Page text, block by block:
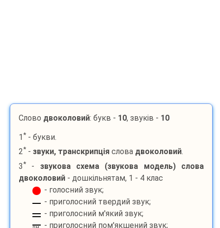
Слово двоколовий: букв - 10, звуків - 10
1 * - букви.
2* - звуки, транскрипція слова двоколовий.
3* - звукова схема (звукова модель) слова
двоколовий - дошкільнятам, 1 - 4 клас
- голосний звук;
- приголосний твердий звук;
- приголосний м'який звук;
- приголосний пом'якшений звук;